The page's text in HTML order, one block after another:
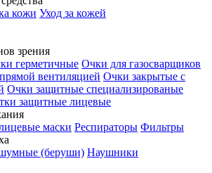
кожи Уход за кожей
зрения
герметичные Очки для газосварщиков
вентиляцией Очки закрытые с
Очки защитные специализированые
защитные лицевые
маски Респираторы Фильтры
(беруши) Наушники